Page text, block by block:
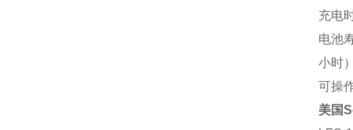
充电
电池
小时
可操
美国